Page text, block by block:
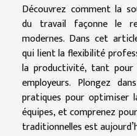
Découvrez comment la
du travail façonne le
modernes. Dans cet
qui lient la flexibilité
la productivité, tant pour
employeurs. Plongez
pratiques pour optimiser
équipes, et comprenez
traditionnelles est